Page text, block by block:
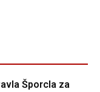
Šporcla za